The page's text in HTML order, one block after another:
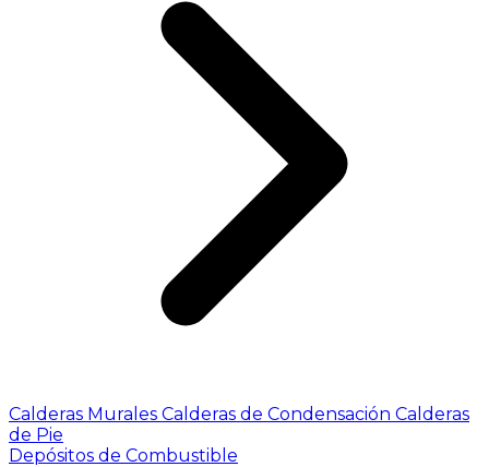
Calderas Murales Calderas de Condensación Calderas
de Pie
Depósitos de Combustible